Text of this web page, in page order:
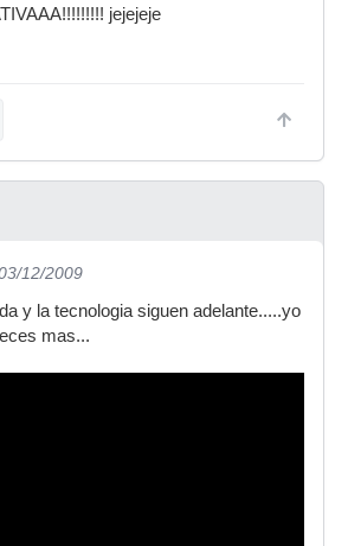
jejejeje
12/2009
y la tecnologia siguen adelante.....yo
mas...